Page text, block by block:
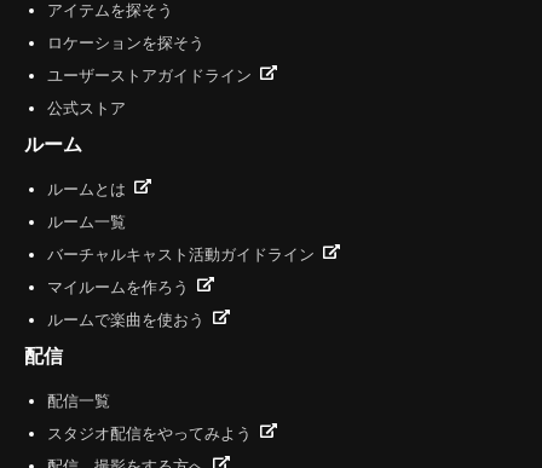
アイテムを探そう
ロケーションを探そう
ユーザーストアガイドライン
公式ストア
ルーム
ルームとは
ルーム一覧
バーチャルキャスト活動ガイドライン
マイルームを作ろう
ルームで楽曲を使おう
配信
配信一覧
スタジオ配信をやってみよう